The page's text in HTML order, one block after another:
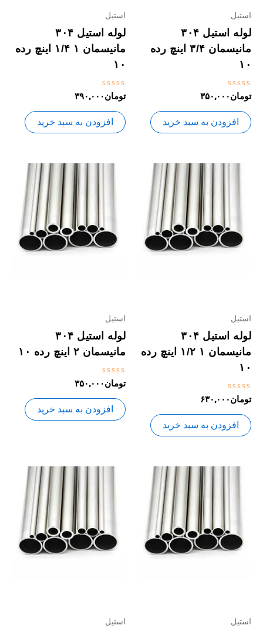
استیل
لوله استیل ۳۰۴
مانیسمان ۳/۴ اینچ رده
۱۰
نمره
0
از
5
تومان۳۵۰,۰۰۰
افزودن به سبد خرید
استیل
لوله استیل ۳۰۴
مانیسمان ۱ ۱/۴ اینچ رده
۱۰
نمره
0
از
5
تومان۳۹۰,۰۰۰
افزودن به سبد خرید
استیل
لوله استیل ۳۰۴
مانیسمان ۱ ۱/۲ اینچ رده
۱۰
نمره
0
از
5
تومان۶۳۰,۰۰۰
افزودن به سبد خرید
استیل
لوله استیل ۳۰۴
مانیسمان ۲ اینچ رده ۱۰
نمره
0
از
5
تومان۳۵۰,۰۰۰
افزودن به سبد خرید
استیل استیل